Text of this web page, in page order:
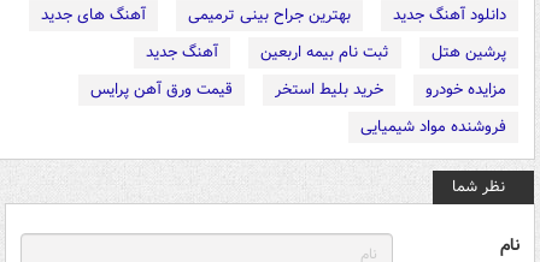
دانلود آهنگ جدید
بهترین جراح بینی ترمیمی
آهنگ های جدید
پرشین هتل
ثبت نام بیمه اربعین
آهنگ جدید
مزایده خودرو
خرید بلیط استخر
قیمت ورق آهن پرایس
فروشنده مواد شیمیایی
نظر شما
نام